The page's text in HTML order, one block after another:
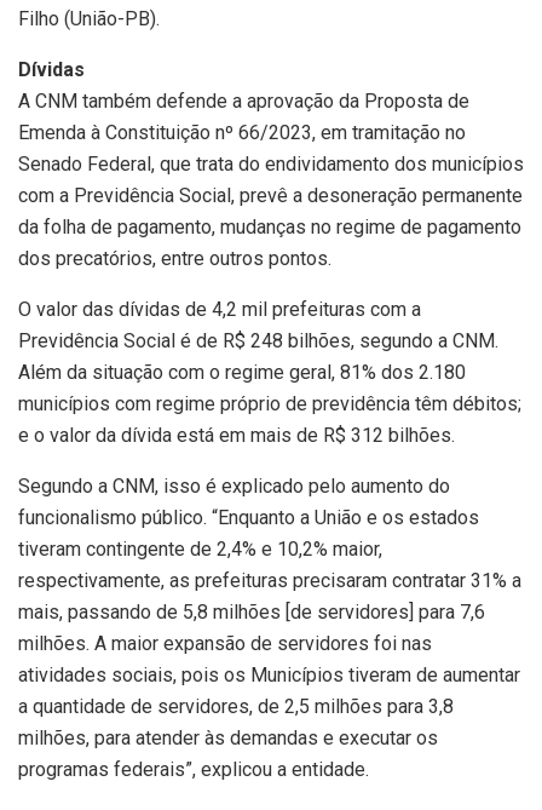
Filho (União-PB).
Dívidas
A CNM também defende a aprovação da Proposta de
Emenda à Constituição nº 66/2023, em tramitação no
Senado Federal, que trata do endividamento dos municípios
com a Previdência Social, prevê a desoneração permanente
da folha de pagamento, mudanças no regime de pagamento
dos precatórios, entre outros pontos.
O valor das dívidas de 4,2 mil prefeituras com a
Previdência Social é de R$ 248 bilhões, segundo a CNM.
Além da situação com o regime geral, 81% dos 2.180
municípios com regime próprio de previdência têm débitos;
e o valor da dívida está em mais de R$ 312 bilhões.
Segundo a CNM, isso é explicado pelo aumento do
funcionalismo público. “Enquanto a União e os estados
tiveram contingente de 2,4% e 10,2% maior,
respectivamente, as prefeituras precisaram contratar 31% a
mais, passando de 5,8 milhões [de servidores] para 7,6
milhões. A maior expansão de servidores foi nas
atividades sociais, pois os Municípios tiveram de aumentar
a quantidade de servidores, de 2,5 milhões para 3,8
milhões, para atender às demandas e executar os
programas federais”, explicou a entidade.